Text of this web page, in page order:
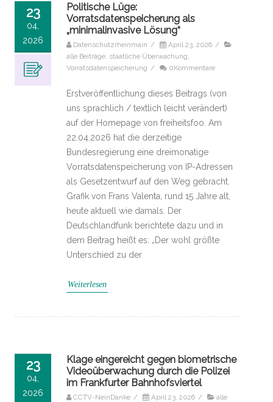
23
04,
2026
Politische Lüge:
Vorratsdatenspeicherung als
„minimalinvasive Lösung“
Datenschutzrheinmain / April 23, 2026 /
alle Beiträge staatliche Überwachung
Vorratsdatenspeicherung / 0Kommentare
Erstveröffentlichung dieses Beitrags (von
uns sprachlich / textlich leicht verändert)
auf der Homepage von freiheitsfoo. Am
22.04.2026 hat die derzeitige
Bundesregierung eine dreimonatige
Vorratsdatenspeicherung von IP-Adressen
als Gesetzentwurf auf den Weg gebracht.
Grafik von Frans Valenta, rund 15 Jahre alt,
heute aktuell wie damals. Der
Deutschlandfunk berichtete dazu und in
dem Beitrag heißt es: „Der wohl größte
Unterschied zu der
Weiterlesen
23
04,
2026
Klage eingereicht gegen biometrische
Videoüberwachung durch die Polizei
im Frankfurter Bahnhofsviertel
CCTV-NeinDanke / April 23, 2026 /
alle